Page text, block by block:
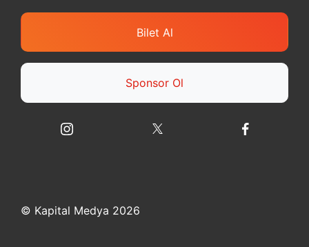
Bilet Al
Sponsor Ol
© Kapital Medya 2026